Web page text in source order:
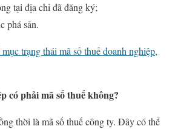
tại địa chỉ đã đăng ký;
phá sản.
trạng thái mã số thuế doanh nghiệp,
có phải mã số thuế không?
thời là mã số thuế công ty. Đây có thể